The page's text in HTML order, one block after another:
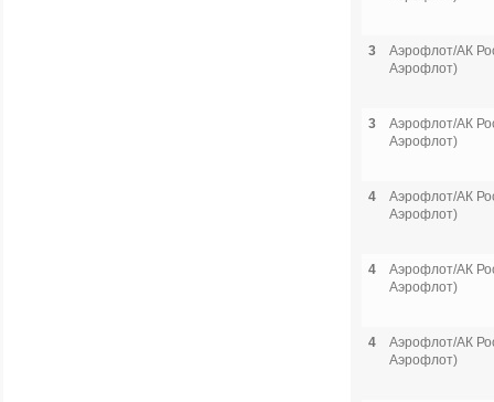
3
Аэрофлот/АК
Аэрофлот)
3
Аэрофлот/АК
Аэрофлот)
4
Аэрофлот/АК
Аэрофлот)
4
Аэрофлот/АК
Аэрофлот)
4
Аэрофлот/АК
Аэрофлот)